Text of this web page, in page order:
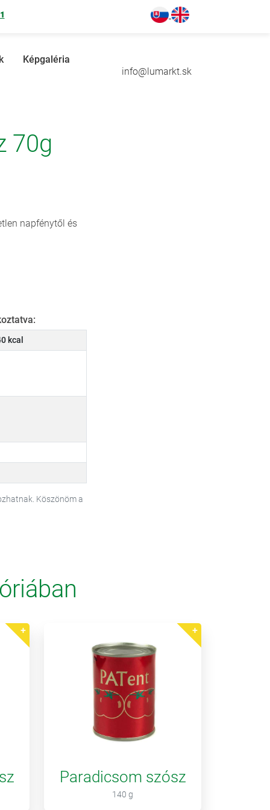
Képgaléria
info@lumarkt.sk
70g
napfénytől és
kcal
Köszönöm a
Paradicsom szósz
140 g